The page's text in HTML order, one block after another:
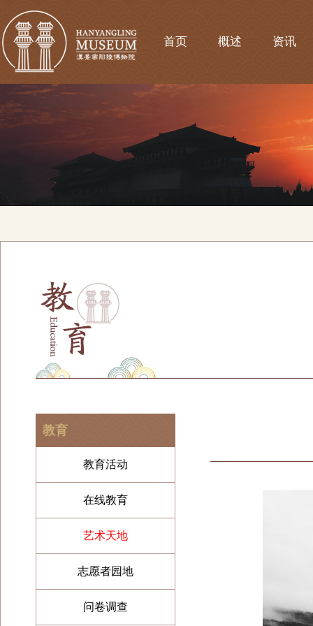
首页 概述 资讯
教育
教育活动
在线教育
艺术天地
志愿者园地
问卷调查